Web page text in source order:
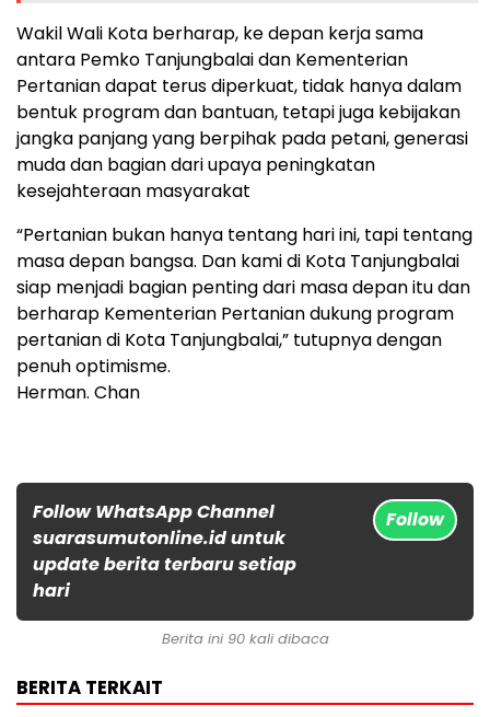
Wakil Wali Kota berharap, ke depan kerja sama
antara Pemko Tanjungbalai dan Kementerian
Pertanian dapat terus diperkuat, tidak hanya dalam
bentuk program dan bantuan, tetapi juga kebijakan
jangka panjang yang berpihak pada petani, generasi
muda dan bagian dari upaya peningkatan
kesejahteraan masyarakat
“Pertanian bukan hanya tentang hari ini, tapi tentang
masa depan bangsa. Dan kami di Kota Tanjungbalai
siap menjadi bagian penting dari masa depan itu dan
berharap Kementerian Pertanian dukung program
pertanian di Kota Tanjungbalai,” tutupnya dengan
penuh optimisme.
Herman. Chan
Follow WhatsApp Channel
suarasumutonline.id untuk
update berita terbaru setiap
hari
Follow
Berita ini 90 kali dibaca
BERITA TERKAIT